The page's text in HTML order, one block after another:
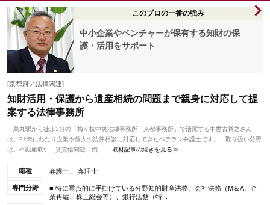
このプロの一番の強み
中小企業やベンチャーが保有する知財の保
護・活用をサポート
[京都府／法律関連]
知財活用・保護から遺産相続の問題まで親身に対応して提
案する法律事務所
烏丸駅から徒歩3分の「梅ヶ枝中央法律事務所 京都事務所」で活躍する中世古裕之さん
は、22年にわたり企業や個人の法律相談に対応してきたベテラン弁護士です。 取り扱い分野
は、不動産取引、賃貸借問題、倒...
取材記事の続きを見る≫
職種 弁護士、 弁理士
専門分野
■ 特に重点的に手掛けている分野知的財産法務、会社法務（M＆A、企
業再編、株主総会等）、銀行法務（特...